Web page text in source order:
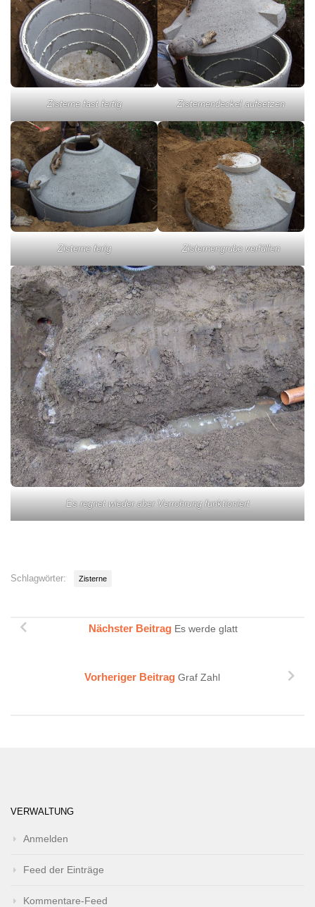
Zisterne fast fertig Zisternendeckel aufsetzen
Zisterne ferig Zisternengrube verfüllen
Es regnet wieder aber Verrohrung funktioniert
Schlagwörter: Zisterne
Nächster Beitrag Es werde glatt
Vorheriger Beitrag Graf Zahl
VERWALTUNG
Anmelden
Feed der Einträge
Kommentare-Feed